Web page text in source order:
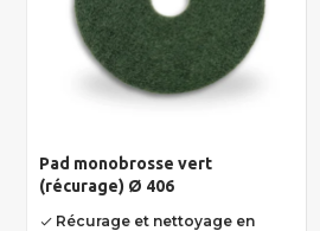
Pad monobrosse vert
(récurage) Ø 406
done Récurage et nettoyage en